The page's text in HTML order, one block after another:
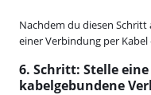
Nachdem du diesen
einer Verbindung per
6. Schritt: Stelle
kabelgebundene